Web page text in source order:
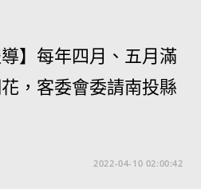
導】每年四月、五月滿
，客委會委請南投縣
2022-04-10 02:00:42